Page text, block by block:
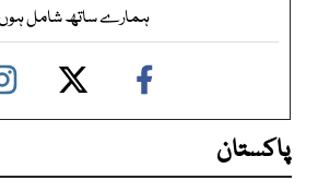
ہمارے ساتھ شامل
پاکستان